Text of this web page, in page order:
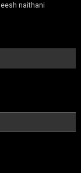
naithani